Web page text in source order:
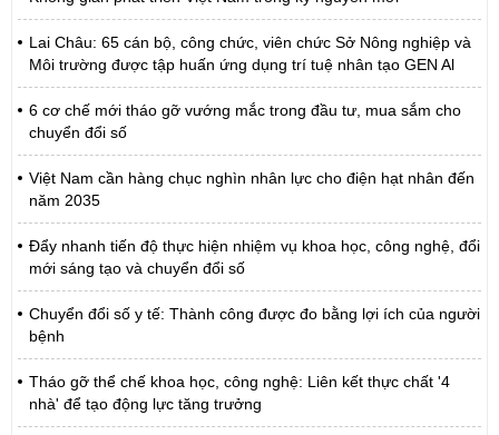
Lai Châu: 65 cán bộ, công chức, viên chức Sở Nông nghiệp và
Môi trường được tập huấn ứng dụng trí tuệ nhân tạo GEN Al
6 cơ chế mới tháo gỡ vướng mắc trong đầu tư, mua sắm cho
chuyển đổi số
Việt Nam cần hàng chục nghìn nhân lực cho điện hạt nhân đến
năm 2035
Đẩy nhanh tiến độ thực hiện nhiệm vụ khoa học, công nghệ, đổi
mới sáng tạo và chuyển đổi số
Chuyển đổi số y tế: Thành công được đo bằng lợi ích của người
bệnh
Tháo gỡ thể chế khoa học, công nghệ: Liên kết thực chất '4
nhà' để tạo động lực tăng trưởng